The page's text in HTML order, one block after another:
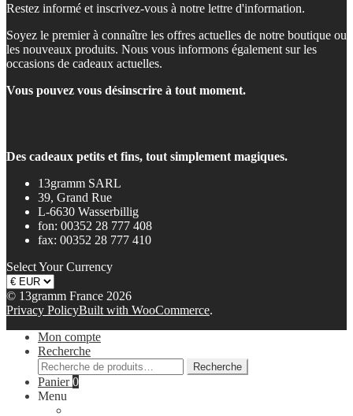
Restez informé et inscrivez-vous à notre lettre d'information.
Soyez le premier à connaître les offres actuelles de notre boutique ou
les nouveaux produits. Nous vous informons également sur les
occasions de cadeaux actuelles.
Vous pouvez vous désinscrire à tout moment.
Des cadeaux petits et fins, tout simplement magiques.
13gramm SARL
39, Grand Rue
L-6630 Wasserbillig
fon: 00352 28 777 408
fax: 00352 28 777 410
Select Your Currency
© 13gramm France 2026
Privacy PolicyBuilt with WooCommerce.
Mon compte
Recherche
Recherche
pour :
Recherche
Panier0
Menu